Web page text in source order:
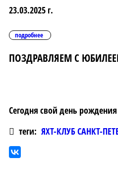
23.03.2025 г.
подробнее
ПОЗДРАВЛЯЕМ С
Сегодня свой день
теги: ЯХТ-КЛУБ САНКТ-